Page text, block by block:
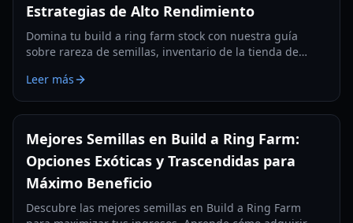
Estrategias de Alto Rendimiento
Domina tu build a ring farm stock con nuestra guía
sobre rareza de semillas, inventario de la tienda de
Leer más
Mejores Semillas en Build a Ring Farm:
Opciones Exóticas y Trascendidas para
Máximo Beneficio
Descubre las mejores semillas en Build a Ring Farm